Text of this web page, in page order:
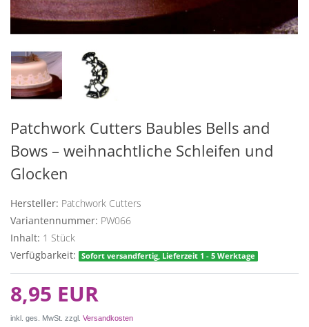
Patchwork Cutters Baubles Bells and
Bows – weihnachtliche Schleifen und
Glocken
Hersteller: Patchwork Cutters
Variantennummer: PW066
Inhalt: 1 Stück
Verfügbarkeit:
Sofort versandfertig, Lieferzeit 1 - 5 Werktage
8,95 EUR
inkl. ges. MwSt. zzgl. Versandkosten